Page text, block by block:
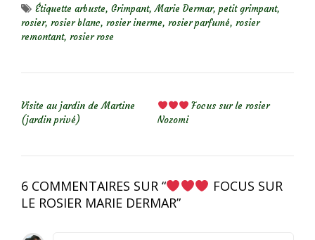
Étiquette arbuste, Grimpant,Marie Dermar, petit grimpant,
rosier, rosier blanc, rosier inerme, rosier parfumé, rosier
remontant, rosier rose
Visite au jardin de Martine
(jardin privé)
Focus sur le rosier
Nozomi
6 COMMENTAIRES SUR “
FOCUS SUR
LE ROSIER MARIE DERMAR”